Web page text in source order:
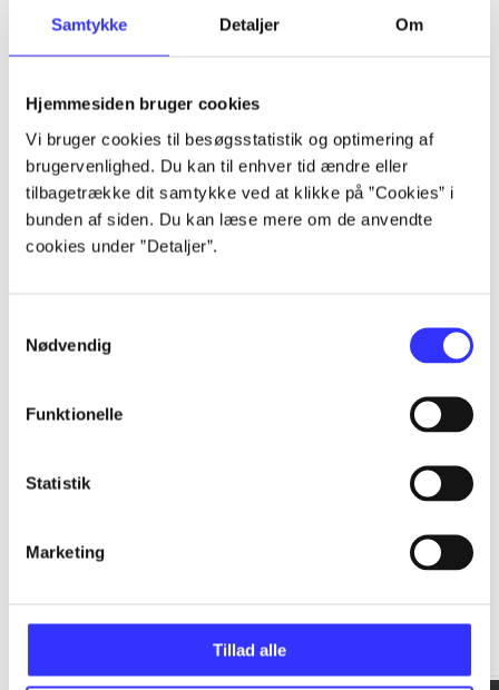
Samtykke Detaljer Om
Hjemmesiden bruger cookies
Vi bruger cookies til besøgsstatistik og optimering af
brugervenlighed. Du kan til enhver tid ændre eller
tilbagetrække dit samtykke ved at klikke på ”Cookies” i
bunden af siden. Du kan læse mere om de anvendte
cookies under ”Detaljer”.
Nødvendig
Funktionelle
Statistik
Marketing
Tillad alle
Artikler
...
...
...
...
Gå til serien